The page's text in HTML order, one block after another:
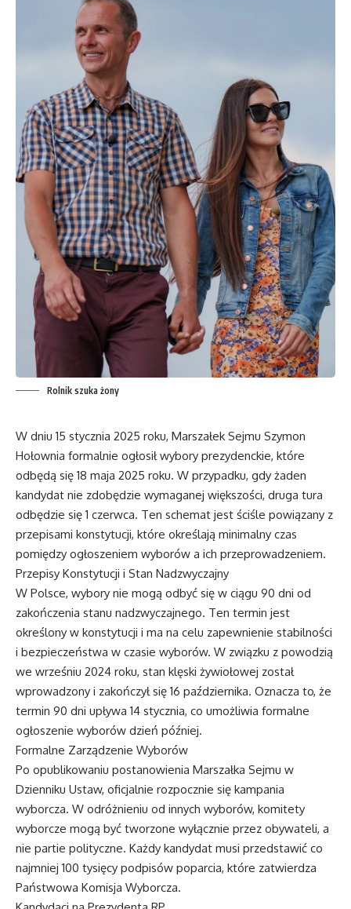
Rolnik szuka żony
W dniu 15 stycznia 2025 roku, Marszałek Sejmu Szymon
Hołownia formalnie ogłosił wybory prezydenckie, które
odbędą się 18 maja 2025 roku. W przypadku, gdy żaden
kandydat nie zdobędzie wymaganej większości, druga tura
odbędzie się 1 czerwca. Ten schemat jest ściśle powiązany z
przepisami konstytucji, które określają minimalny czas
pomiędzy ogłoszeniem wyborów a ich przeprowadzeniem.
Przepisy Konstytucji i Stan Nadzwyczajny
W Polsce, wybory nie mogą odbyć się w ciągu 90 dni od
zakończenia stanu nadzwyczajnego. Ten termin jest
określony w konstytucji i ma na celu zapewnienie stabilności
i bezpieczeństwa w czasie wyborów. W związku z powodzią
we wrześniu 2024 roku, stan klęski żywiołowej został
wprowadzony i zakończył się 16 października. Oznacza to, że
termin 90 dni upływa 14 stycznia, co umożliwia formalne
ogłoszenie wyborów dzień później.
Formalne Zarządzenie Wyborów
Po opublikowaniu postanowienia Marszałka Sejmu w
Dzienniku Ustaw, oficjalnie rozpocznie się kampania
wyborcza. W odróżnieniu od innych wyborów, komitety
wyborcze mogą być tworzone wyłącznie przez obywateli, a
nie partie polityczne. Każdy kandydat musi przedstawić co
najmniej 100 tysięcy podpisów poparcia, które zatwierdza
Państwowa Komisja Wyborcza.